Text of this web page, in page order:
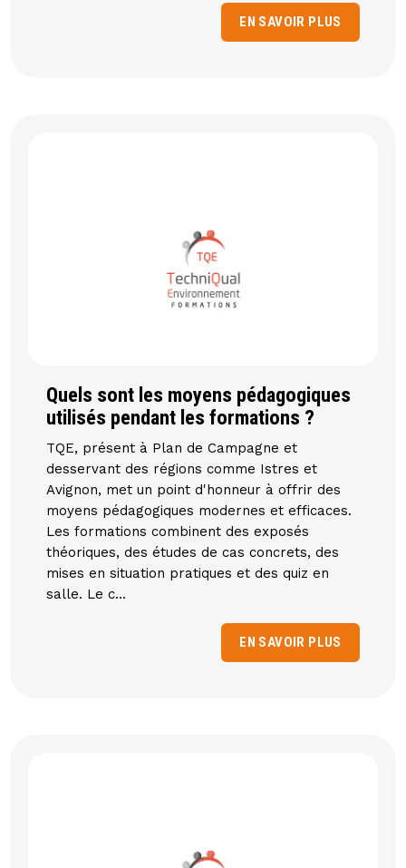
EN SAVOIR PLUS
Quels sont les moyens pédagogiques
utilisés pendant les formations ?
TQE, présent à Plan de Campagne et
desservant des régions comme Istres et
Avignon, met un point d'honneur à offrir des
moyens pédagogiques modernes et efficaces.
Les formations combinent des exposés
théoriques, des études de cas concrets, des
mises en situation pratiques et des quiz en
salle. Le c...
EN SAVOIR PLUS